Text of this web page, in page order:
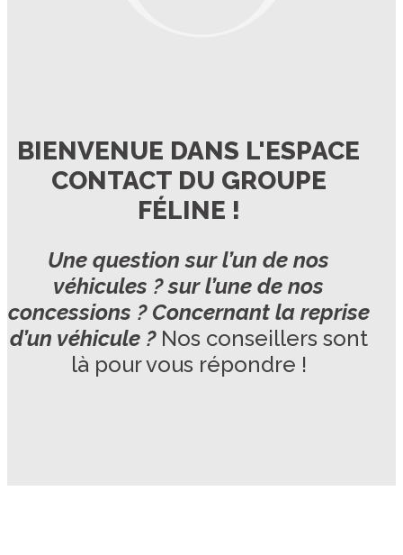
BIENVENUE DANS L'ESPACE
CONTACT DU GROUPE
FÉLINE !
Une question sur l’un de nos
véhicules ? sur l’une de nos
concessions ? Concernant la reprise
d’un véhicule ? Nos conseillers sont
là pour vous répondre !